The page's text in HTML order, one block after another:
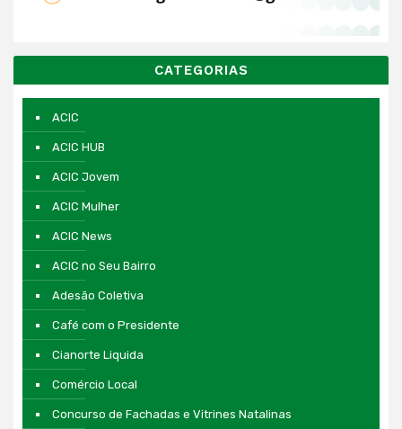
CATEGORIAS
ACIC
ACIC HUB
ACIC Jovem
ACIC Mulher
ACIC News
ACIC no Seu Bairro
Adesão Coletiva
Café com o Presidente
Cianorte Liquida
Comércio Local
Concurso de Fachadas e Vitrines Natalinas